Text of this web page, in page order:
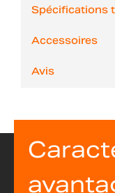
Spécifications
Accessoires
Avis